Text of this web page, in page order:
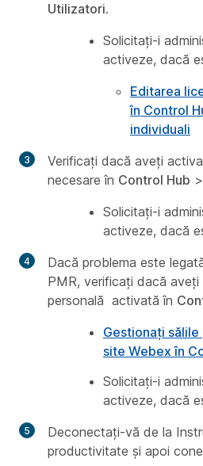
Utilizatori.
Solicitați-i
activeze, dacă
Editarea
în Control
individuali
Verificați dacă aveți
necesare în Control Hub >
Solicitați-i
activeze, dacă
Dacă problema este
PMR, verificați dacă aveți
personală activată în
Gestionați
site Webex în
Solicitați-i
activeze, dacă
Deconectați-vă de la
productivitate și apoi